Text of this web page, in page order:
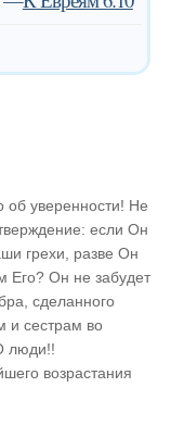
об уверенности! Не
если Он
грехи, разве Он
Его? Он не забудет
сделанного
и сестрам во
люди!!
возрастания